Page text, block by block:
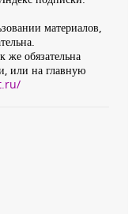
материалов,
же обязательна
или на главную